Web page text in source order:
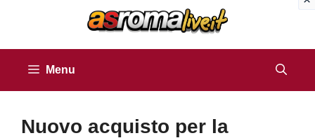
Menu
Nuovo acquisto per la